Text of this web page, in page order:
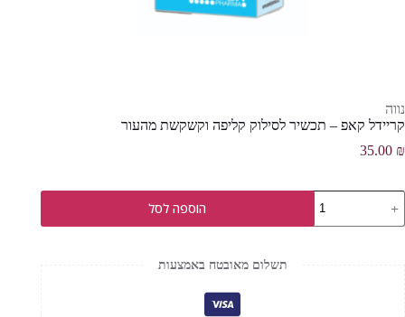
נווה
קריידל קאפ – תכשיר לסילוק קליפה וקשקשת מהעור
35.00 ₪
כמות
של
קריידל
הוספה לסל
תשלום מאובטח באמצעות